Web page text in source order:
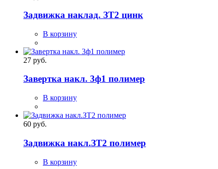
Задвижка наклад. ЗТ2 цинк
В корзину
27 руб.
Завертка накл. 3ф1 полимер
В корзину
60 руб.
Задвижка накл.ЗТ2 полимер
В корзину